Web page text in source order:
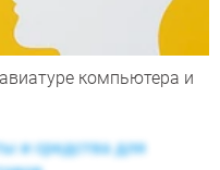
компьютера и